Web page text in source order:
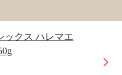
ックス ハレマエ